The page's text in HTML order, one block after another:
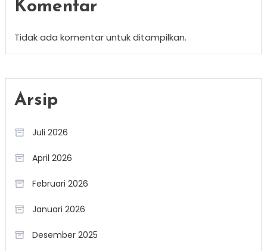
Komentar
Tidak ada komentar untuk ditampilkan.
Arsip
Juli 2026
April 2026
Februari 2026
Januari 2026
Desember 2025